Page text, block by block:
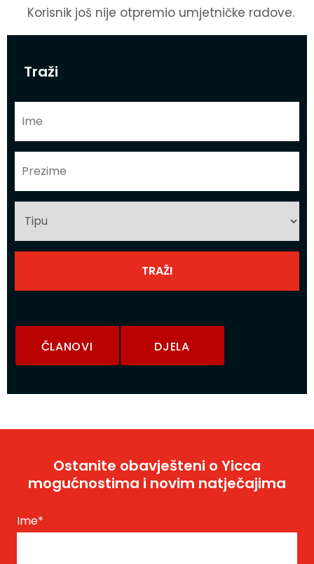
Traži
ČLANOVI DJELA
Korisnik još nije otpremio umjetničke radove.
Ostanite obavješteni o Yicca
mogućnostima i novim natječajima
Ime*